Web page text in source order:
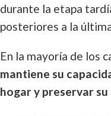
durante la etapa
posteriores a la
En la mayoría de los
mantiene su
hogar y preservar